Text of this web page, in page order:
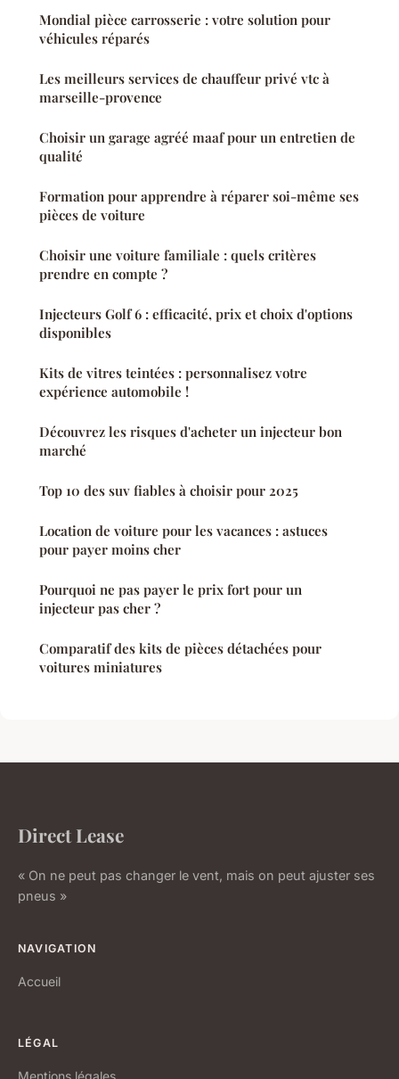
Mondial pièce carrosserie : votre solution pour
véhicules réparés
Les meilleurs services de chauffeur privé vtc à
marseille-provence
Choisir un garage agréé maaf pour un entretien de
qualité
Formation pour apprendre à réparer soi-même ses
pièces de voiture
Choisir une voiture familiale : quels critères
prendre en compte ?
Injecteurs Golf 6 : efficacité, prix et choix d'options
disponibles
Kits de vitres teintées : personnalisez votre
expérience automobile !
Découvrez les risques d'acheter un injecteur bon
marché
Top 10 des suv fiables à choisir pour 2025
Location de voiture pour les vacances : astuces
pour payer moins cher
Pourquoi ne pas payer le prix fort pour un
injecteur pas cher ?
Comparatif des kits de pièces détachées pour
voitures miniatures
Direct Lease
« On ne peut pas changer le vent, mais on peut ajuster ses
pneus »
NAVIGATION
Accueil
LÉGAL